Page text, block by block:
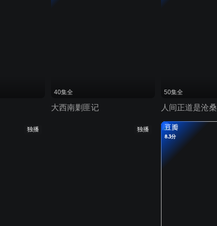
40集全
大西南剿匪记
50集全
人间正道是沧桑
独播 独播 豆瓣
8.3分